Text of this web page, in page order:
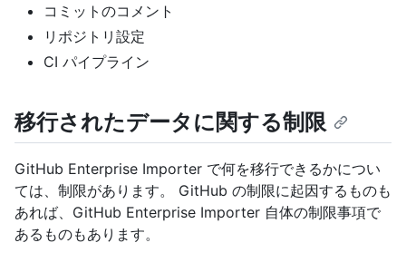
コミットのコメント
リポジトリ設定
CI パイプライン
移行されたデータに関する制限
GitHub Enterprise Importer で何を移行できるかについ
ては、制限があります。 GitHub の制限に起因するものも
あれば、GitHub Enterprise Importer 自体の制限事項で
あるものもあります。